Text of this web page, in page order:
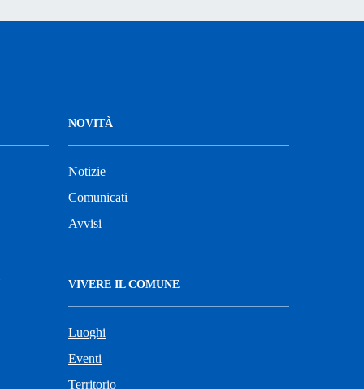
NOVITÀ
Notizie
Comunicati
Avvisi
VIVERE IL COMUNE
Luoghi
Eventi
Territorio